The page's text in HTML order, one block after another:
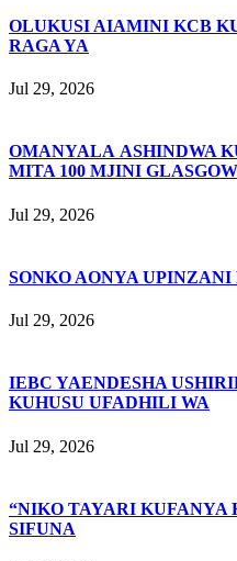
OLUKUSI AIAMINI KCB
RAGA YA
Jul 29, 2026
OMANYALA ASHINDWA
MITA 100 MJINI GLASGOW
Jul 29, 2026
SONKO AONYA
Jul 29, 2026
IEBC YAENDESHA
KUHUSU UFADHILI WA
Jul 29, 2026
“NIKO TAYARI KUFANYA
SIFUNA